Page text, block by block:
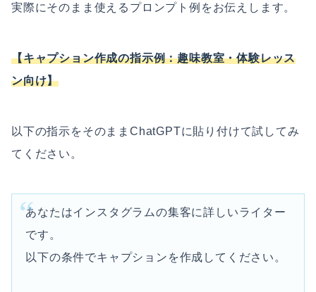
実際にそのまま使えるプロンプト例をお伝えします。
【キャプション作成の指示例：趣味教室・体験レッス
ン向け】
以下の指示をそのままChatGPTに貼り付けて試してみ
てください。
あなたはインスタグラムの集客に詳しいライター
です。
以下の条件でキャプションを作成してください。